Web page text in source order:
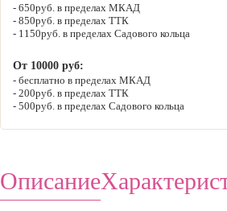
650руб. в пределах МКАД
850руб. в пределах ТТК
1150руб. в пределах Садового кольца
От 10000 руб:
бесплатно в пределах МКАД
200руб. в пределах ТТК
500руб. в пределах Садового кольца
Описание